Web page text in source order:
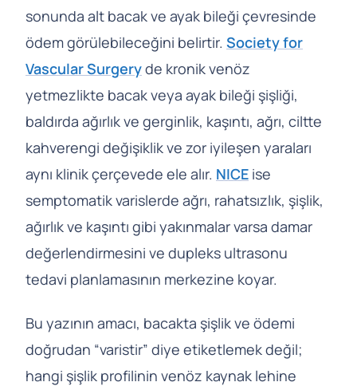
sonunda alt bacak ve ayak bileği çevresinde
ödem görülebileceğini belirtir. Society for
Vascular Surgeryde kronik venöz
yetmezlikte bacak veya ayak bileği şişliği,
baldırda ağırlık ve gerginlik, kaşıntı, ağrı, ciltte
kahverengi değişiklik ve zor iyileşen yaraları
aynı klinik çerçevede ele alır. NICE ise
semptomatik varislerde ağrı, rahatsızlık, şişlik,
ağırlık ve kaşıntı gibi yakınmalar varsa damar
değerlendirmesini ve dupleks ultrasonu
tedavi planlamasının merkezine koyar.
Bu yazının amacı, bacakta şişlik ve ödemi
doğrudan “varistir” diye etiketlemek değil;
hangi şişlik profilinin venöz kaynak lehine